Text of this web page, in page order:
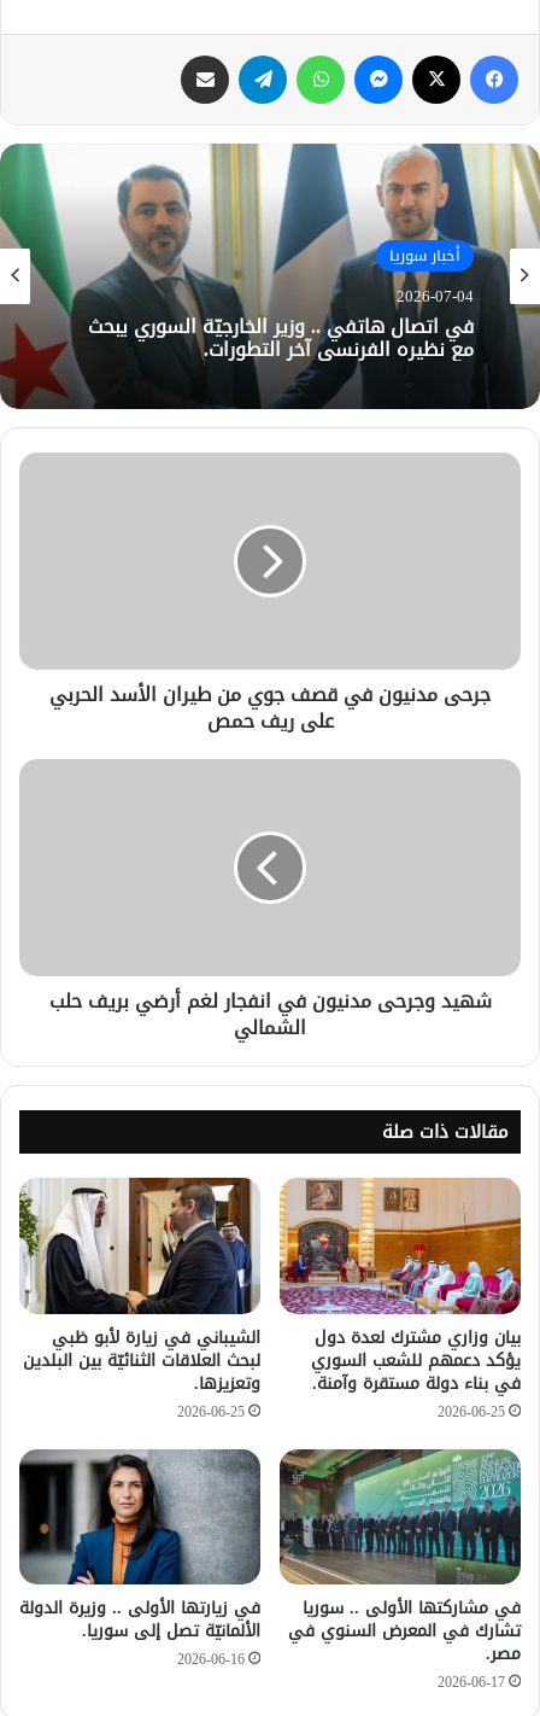
فيسبوك ماسنجر واتساب تيلقرام
أخبار سوريا
2026-07-04
في اتصال هاتفي .. وزير الخارجيّة السوري يبحث
مع نظيره الفرنسي آخر التطورات.
جرحى مدنيون في قصف جوي من طيران الأسد الحربي
على ريف حمص
شهيد وجرحى مدنيون في انفجار لغم أرضي بريف حلب
الشمالي
مقالات ذات صلة
بيان وزاري مشترك لعدة دول
يؤكد دعمهم للشعب السوري
في بناء دولة مستقرة وآمنة.
2026-06-25
الشيباني في زيارة لأبو ظبي
لبحث العلاقات الثنائيّة بين البلدين
وتعزيزها.
2026-06-25
في مشاركتها الأولى .. سوريا
تشارك في المعرض السنوي في
مصر.
2026-06-17
في زيارتها الأولى .. وزيرة الدولة
الألمانيّة تصل إلى سوريا.
2026-06-16